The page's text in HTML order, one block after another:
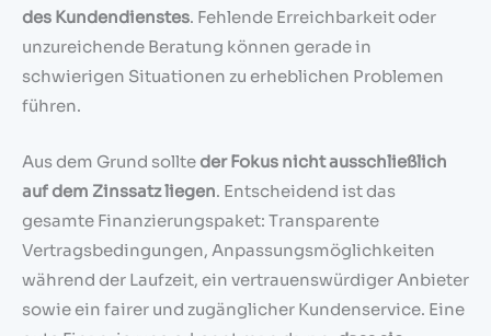
des Kundendienstes. Fehlende Erreichbarkeit oder
unzureichende Beratung können gerade in
schwierigen Situationen zu erheblichen Problemen
führen.
Aus dem Grund sollteder Fokus nicht ausschließlich
auf dem Zinssatz liegen. Entscheidend ist das
gesamte Finanzierungspaket: Transparente
Vertragsbedingungen, Anpassungsmöglichkeiten
während der Laufzeit, ein vertrauenswürdiger Anbieter
sowie ein fairer und zugänglicher Kundenservice. Eine